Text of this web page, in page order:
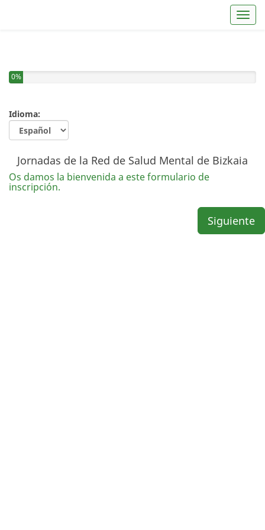
0%
Idioma:
Jornadas de la Red de Salud Mental de Bizkaia
Os damos la bienvenida a este formulario de
inscripción.
Siguiente